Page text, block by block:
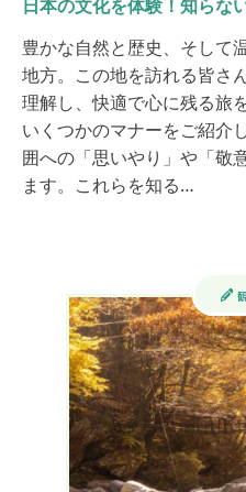
日本の文化を体験！知らな
豊かな自然と歴史、そして
地方。この地を訪れる皆さ
理解し、快適で心に残る旅
いくつかのマナーをご紹介
囲への「思いやり」や「敬
ます。これらを知る…